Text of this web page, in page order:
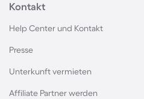
Kontakt
Help Center und Kontakt
Presse
Unterkunft vermieten
Affiliate Partner werden